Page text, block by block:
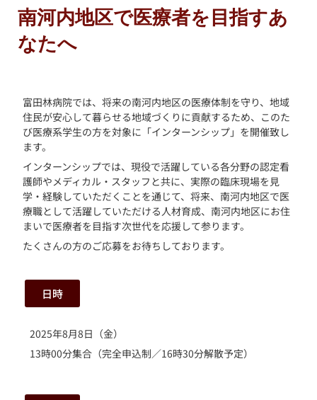
南河内地区で医療者を目指すあ
なたへ
富田林病院では、将来の南河内地区の医療体制を守り、地域
住民が安心して暮らせる地域づくりに貢献するため、このた
び医療系学生の方を対象に「インターンシップ」を開催致し
ます。
インターンシップでは、現役で活躍している各分野の認定看
護師やメディカル・スタッフと共に、実際の臨床現場を見
学・経験していただくことを通じて、将来、南河内地区で医
療職として活躍していただける人材育成、南河内地区にお住
まいで医療者を目指す次世代を応援して参ります。
たくさんの方のご応募をお待ちしております。
日時
2025年8月8日（金）
13時00分集合（完全申込制／16時30分解散予定）